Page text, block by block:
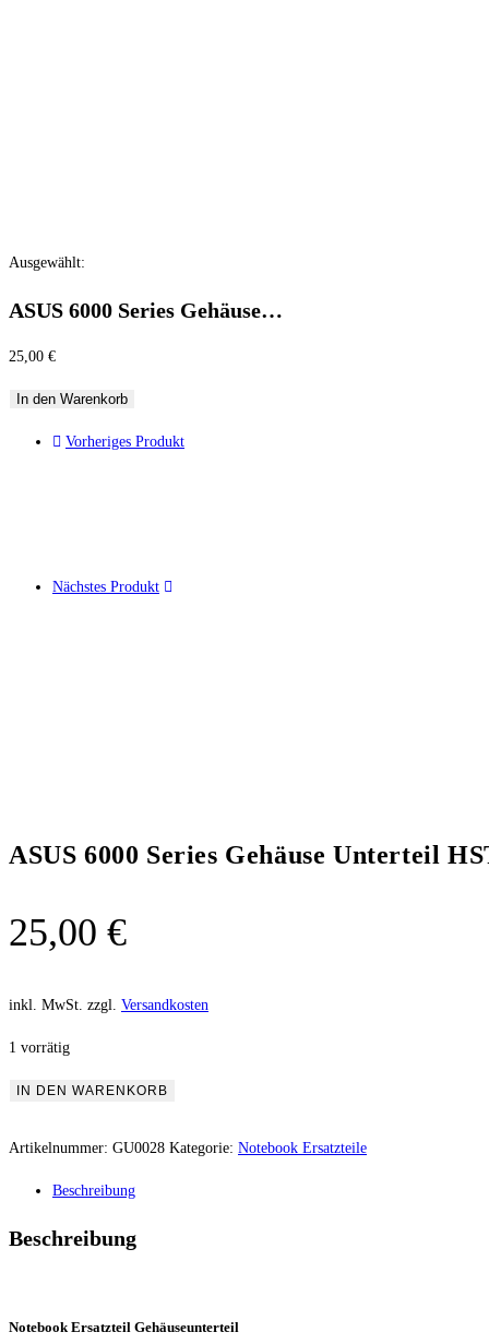
Ausgewählt:
ASUS 6000 Series Gehäuse…
25,00 €
In den Warenkorb
Vorheriges Produkt
Nächstes Produkt
ASUS 6000 Series Gehäuse Unterteil
25,00 €
inkl. MwSt. zzgl. Versandkosten
1 vorrätig
IN DEN WARENKORB
Artikelnummer: GU0028 Kategorie: Notebook Ersatzteile
Beschreibung
Beschreibung
Notebook Ersatzteil Gehäuseunterteil